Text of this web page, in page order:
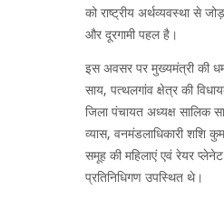
को राष्ट्रीय अर्थव्यवस्था से
और दूरगामी पहल है।
इस अवसर पर मुख्यमंत्री की
साय, पत्थलगांव क्षेत्र की
जिला पंचायत अध्यक्ष सालिक
व्यास, वनमंडलाधिकारी शशि
समूह की महिलाएं एवं रेयर
प्रतिनिधिगण उपस्थित थे।